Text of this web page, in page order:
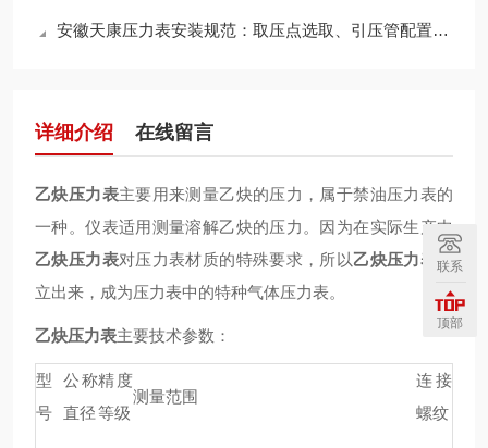
安徽天康压力表安装规范：取压点选取、引压管配置及蒸汽测量冷凝圈的设置
详细介绍 在线留言
乙炔压力表主要用来测量乙炔的压力，属于禁油压力表的
一种。仪表适用测量溶解乙炔的压力。 因为在实际生产中
乙炔压力表对压力表材质的特殊要求，所以乙炔压力表 独
立出来，成为压力表中的特种气体压力表。
乙炔压力表主要技术参数：
型
号
公称
直径
精度
等级
测量范围
连接
螺纹
联系
顶部